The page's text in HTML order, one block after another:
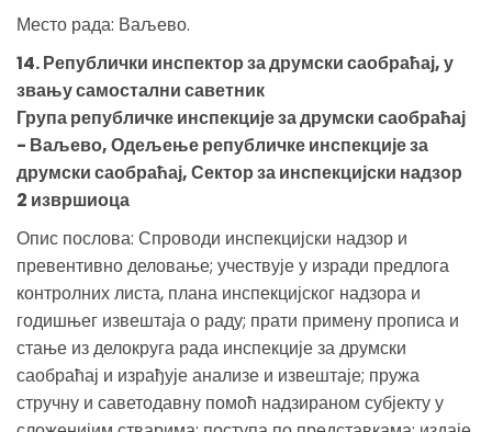
Место рада: Ваљево.
14. Републички инспектор за друмски саобраћај, у
звању самостални саветник
Група републичке инспекције за друмски саобраћај
- Ваљево, Одељење републичке инспекције за
друмски саобраћај, Сектор за инспекцијски надзор
2 извршиоца
Опис послова: Спроводи инспекцијски надзор и
превентивно деловање; учествује у изради предлога
контролних листа, плана инспекцијског надзора и
годишњег извештаја о раду; прати примену прописа и
стање из делокруга рада инспекције за друмски
саобраћај и израђује анализе и извештаје; пружа
стручну и саветодавну помоћ надзираном субјекту у